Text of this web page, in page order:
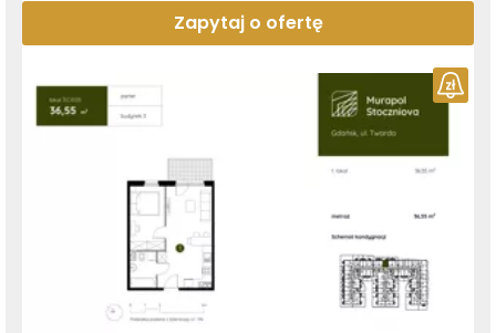
Zapytaj o ofertę